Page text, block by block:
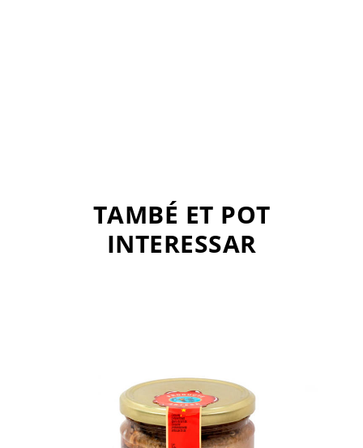
TAMBÉ ET POT
INTERESSAR